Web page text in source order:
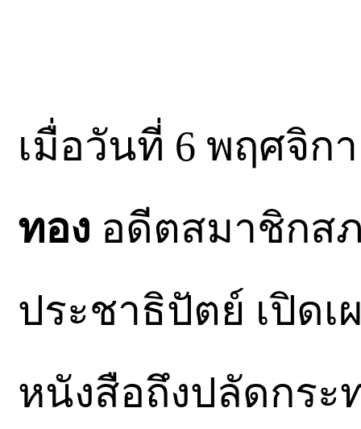
เมื่อวันที่ 6 พฤศจิก
ทอง อดีตสมาชิกส
ประชาธิปัตย์ เปิด
หนังสือถึงปลัดกระ